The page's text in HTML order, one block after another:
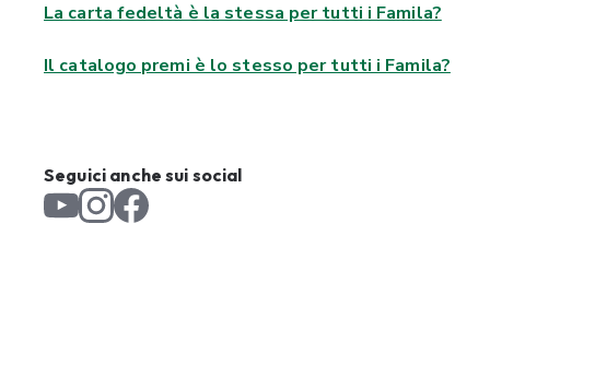
La carta fedeltà è la stessa per tutti i Famila?
Il catalogo premi è lo stesso per tutti i Famila?
Seguici anche sui social